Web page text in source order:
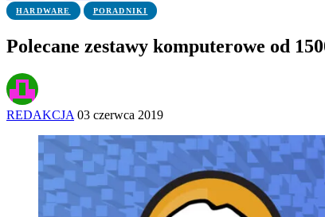
HARDWARE PORADNIKI
Polecane zestawy komputerowe od
REDAKCJA 03 czerwca 2019